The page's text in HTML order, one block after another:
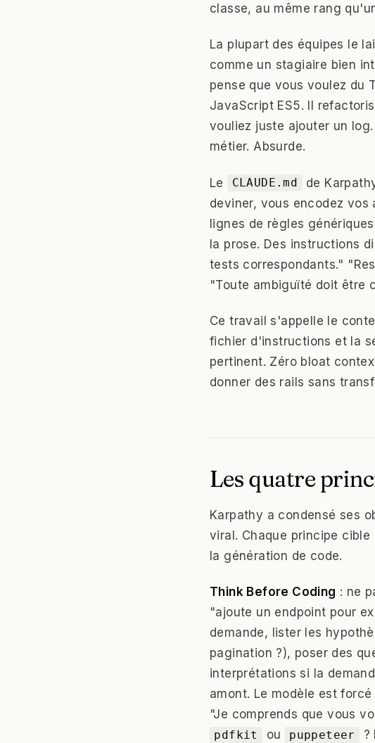
classe, au même rang
La plupart des équipes le
comme un stagiaire bien
pense que vous voulez du
JavaScript ES5. Il
vouliez juste ajouter un
métier. Absurde.
Le CLAUDE.md
de
deviner, vous encodez
lignes de règles
la prose. Des instructions
tests correspondants."
"Toute ambiguïté doit être
Ce travail s'appelle le
fichier d'instructions et la
pertinent. Zéro bloat
donner des rails sans
Les quatre
Karpathy a condensé ses
viral. Chaque principe
la génération de code.
Think Before Coding : ne
"ajoute un endpoint pour
demande, lister les
pagination ?), poser des
interprétations si la
amont. Le modèle est
"Je comprends que vous
pdfkit ou puppeteer
?